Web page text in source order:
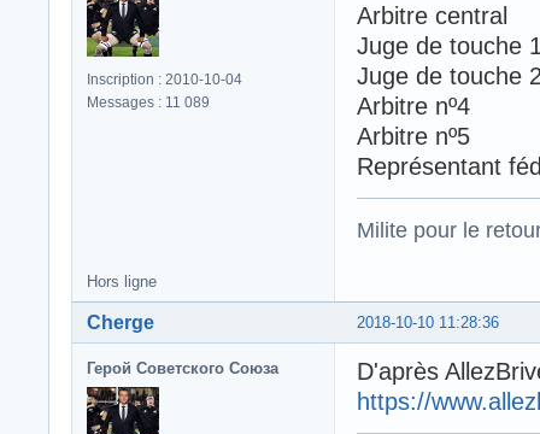
Inscription : 2010-10-04
Messages : 11 089
Arbitre
Juge de
Juge de
Arbitre
Arbitre
Milite pour le
Hors ligne
2018-10-10 11:28:36
Cherge
Герой Советского Союза
D'après
https://